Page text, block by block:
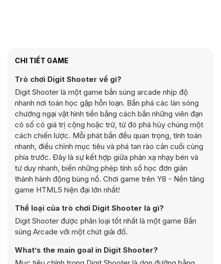
CHI TIẾT GAME
Trò chơi Digit Shooter về gì?
Digit Shooter là một game bắn súng arcade nhịp độ
nhanh nơi toán học gặp hỗn loạn. Bắn phá các làn sóng
chướng ngại vật hình tiền bằng cách bắn những viên đạn
có số có giá trị cộng hoặc trừ, từ đó phá hủy chúng một
cách chiến lược. Mỗi phát bắn đều quan trọng, tính toán
nhanh, điều chỉnh mục tiêu và phá tan rào cản cuối cùng
phía trước. Đây là sự kết hợp giữa phản xạ nhạy bén và
tư duy nhanh, biến những phép tính số học đơn giản
thành hành động bùng nổ. Chơi game trên Y8 - Nền tảng
game HTML5 hiện đại lớn nhất!
Thể loại của trò chơi Digit Shooter là gì?
Digit Shooter được phân loại tốt nhất là một game Bắn
súng Arcade với một chút giải đố.
What’s the main goal in Digit Shooter?